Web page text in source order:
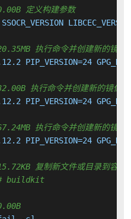
定义构建参数
执行命令并创建新的镜像
PIP_VERSION=24
执行命令并创建新的镜像层
PIP_VERSION=24
执行命令并创建新的镜像
PIP_VERSION=24
复制新文件或目录到容器
buildkit